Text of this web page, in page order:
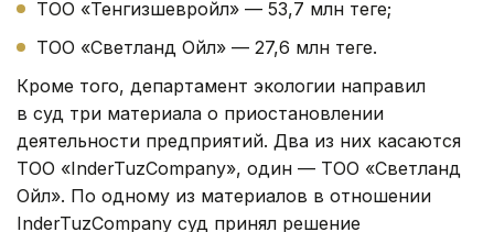
ТОО «Тенгизшевройл» — 53,7 млн теңге;
ТОО «Светланд Ойл» — 27,6 млн теңге.
Кроме того, департамент экологии направил
в суд три материала о приостановлении
деятельности предприятий. Два из них касаются
ТОО «InderTuzCompany», один — ТОО «Светланд
Ойл». По одному из материалов в отношении
InderTuzCompany суд принял решение